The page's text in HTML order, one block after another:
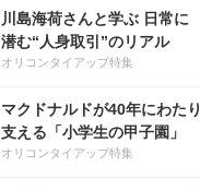
川島海荷さんと学ぶ 日常に
潜む“人身取引”のリアル
オリコンタイアップ特集
マクドナルドが40年にわたり
支える「小学生の甲子園」
オリコンタイアップ特集